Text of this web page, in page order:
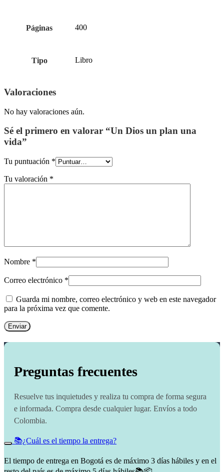
Páginas 400
Tipo Libro
Valoraciones
No hay valoraciones aún.
Sé el primero en valorar “Un Dios un plan una
vida”
Tu puntuación *
Tu valoración *
Nombre *
Correo electrónico *
Guarda mi nombre, correo electrónico y web en este navegador
para la próxima vez que comente.
Preguntas frecuentes
Resuelve tus inquietudes y realiza tu compra de forma segura
e informada. Compra desde cualquier lugar. Envíos a todo
Colombia.
📚¿Cuál es el tiempo la entrega?
El tiempo de entrega en Bogotá es de máximo 3 días hábiles y en el